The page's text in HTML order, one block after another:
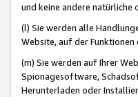
und keine andere natürliche
(l) Sie werden alle
Website, auf der
(m) Sie werden auf Ihrer
Spionagesoftware,
Herunterladen oder